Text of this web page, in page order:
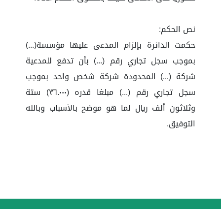
نص الحكم:
حكمت الدائرة بإلزام المدعى عليها مؤسسة(...)
بموجب سجل تجاري رقم (...) بأن تدفع للمدعية
شركة (...) المحدودة شركة شخص واحد بموجب
سجل تجاري رقم (...) مبلغا قدره (٣٦.٠٠٠) ستة
وثلاثون ألف ريال لما هو موضح بالأسباب وبالله
التوفيق.